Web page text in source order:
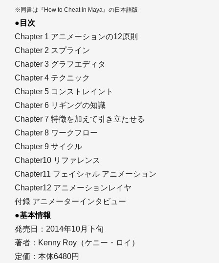
※同書は『How to Cheat in Maya』の日本語版
●目次
Chapter 1 アニメーションの12原則
Chapter 2 スプライン
Chapter 3 グラフエディタ
Chapter 4 テクニック
Chapter 5 コンストレイント
Chapter 6 リギングの知識
Chapter 7 特徴を加えて引き立たせる
Chapter 8 ワークフロー
Chapter 9 サイクル
Chapter10 リファレンス
Chapter11 フェイシャル アニメーション
Chapter12 アニメーションレイヤ
付録 アニメーターインタビュー
●基本情報
発売日：2014年10月下旬
著者：Kenny Roy（ケニー・ロイ）
定価：本体6480円